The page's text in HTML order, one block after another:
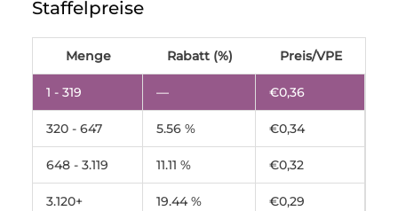
Staffelpreise
Menge Rabatt (%) Preis/VPE
1 - 319 — €0,36
320 - 647 5.56 % €0,34
648 - 3.119 11.11 % €0,32
3.120+ 19.44 % €0,29
10
Menge